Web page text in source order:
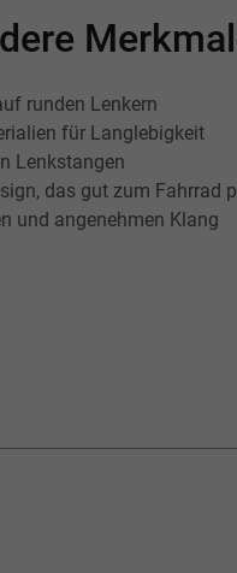
runden Lenkern
für Langlebigkeit
Lenkstangen
das gut zum Fahrrad
und angenehmen Klang